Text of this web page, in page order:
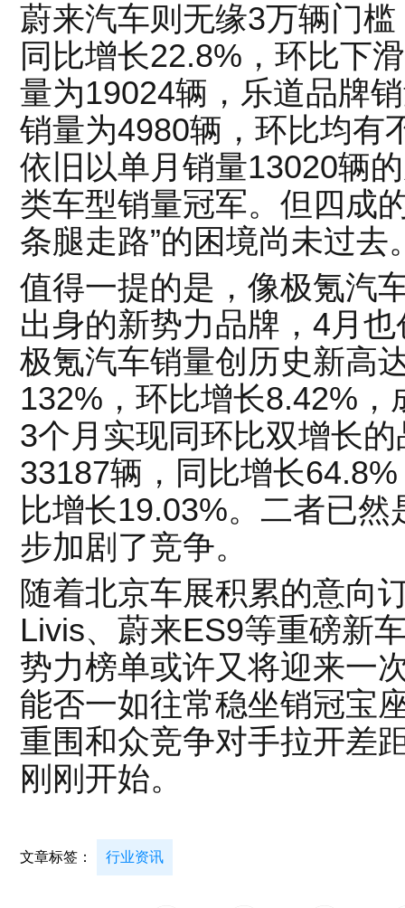
蔚来汽车则无缘3万辆门
同比增长22.8%，环比下
量为19024辆，乐道品牌
销量为4980辆，环比均有
依旧以单月销量13020辆
类车型销量冠军。但四成
条腿走路”的困境尚未过去
值得一提的是，像极氪汽
出身的新势力品牌，4月
极氪汽车销量创历史新高
132%，环比增长8.42%
3个月实现同环比双增长
33187辆，同比增长
比增长19.03%。二者已
步加剧了竞争。
随着北京车展积累的意向
Livis、蔚来ES9等重磅新
势力榜单或许又将迎来一
能否一如往常稳坐销冠宝
重围和众竞争对手拉开差
刚刚开始。
文章标签： 行业资讯